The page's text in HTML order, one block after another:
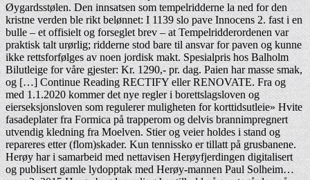
Øygardsstølen. Den innsatsen som tempelridderne la ned for den
kristne verden ble rikt belønnet: I 1139 slo pave Innocens 2. fast i en
bulle – et offisielt og forseglet brev – at Tempelridderordenen var
praktisk talt urørlig; ridderne stod bare til ansvar for paven og kunne
ikke rettsforfølges av noen jordisk makt. Spesialpris hos Balholm
Bilutleige for våre gjester: Kr. 1290,- pr. dag. Paien har masse smak,
og […] Continue Reading RECTIFY eller RENOVATE. Fra og
med 1.1.2020 kommer det nye regler i borettslagsloven og
eierseksjonsloven som regulerer muligheten for korttidsutleie» Hvite
fasadeplater fra Formica på trapperom og delvis brannimpregnert
utvendig kledning fra Moelven. Stier og veier holdes i stand og
repareres etter (flom)skader. Kun tennissko er tillatt på grusbanene.
Herøy har i samarbeid med nettavisen Herøyfjerdingen digitalisert
og publisert gamle lydopptak med Herøy-mannen Paul Solheim…